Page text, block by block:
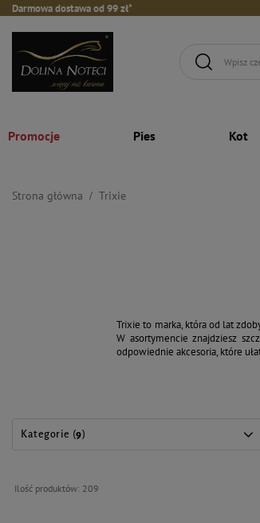
Darmowa dostawa od 99 zł*
Promocje Pies Kot
Strona główna Trixie
Trixie to marka, która od lat
W asortymencie znajdziesz
odpowiednie akcesoria, które
Kategorie (9)
Ilość produktów: 209